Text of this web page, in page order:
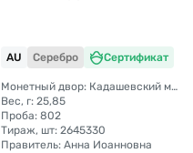
AU Серебро Сертификат
Монетный двор: Кадашевский монетный двор (Москва)
Вес, г: 25,85
Проба: 802
Тираж, шт: 2645330
Правитель: Анна Иоанновна